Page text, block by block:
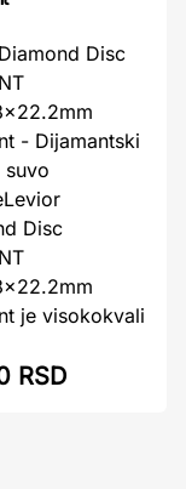
Disc
- Dijamantski
suvo
Disc
je visokokvali
RSD